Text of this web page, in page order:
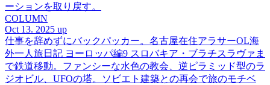
ーションを取り戻す。
COLUMN
Oct 13. 2025 up
仕事を辞めずにバックパッカー。名古屋在住アラサーOL海
外一人旅日記 ヨーロッパ編9 スロバキア・ブラチスラヴァま
で鉄道移動。ファンシーな水色の教会、逆ピラミッド型のラ
ジオビル、UFOの塔。ソビエト建築との再会で旅のモチベ